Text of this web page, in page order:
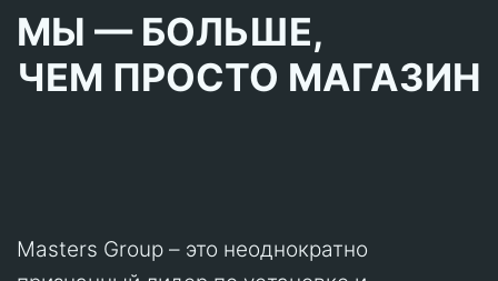
МЫ — БОЛЬШЕ,
ЧЕМ ПРОСТО МАГАЗИН
Masters Group – это неоднократно